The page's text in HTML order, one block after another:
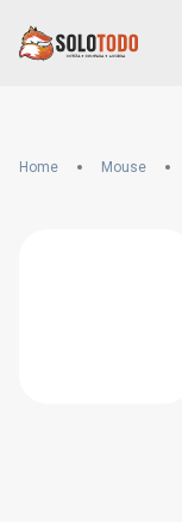
Home Mouse